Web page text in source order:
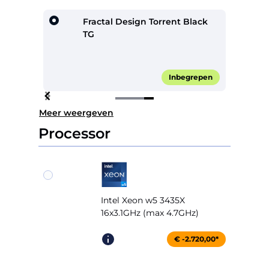
Fractal Design Torrent Black
TG
Inbegrepen
Item
4
of
4
Meer weergeven
Processor
Intel Xeon w5 3435X
16x3.1GHz (max 4.7GHz)
€ -2.720,00*